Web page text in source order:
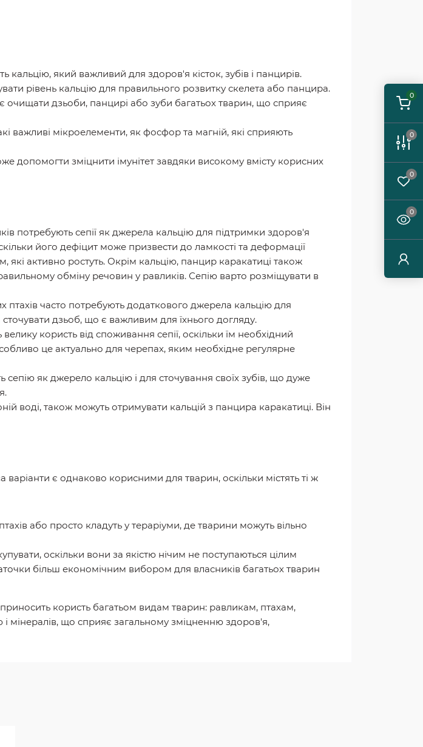
0
0
0
0
кальцію, який важливий для здоров'я кісток, зубів і панцирів.
рівень кальцію для правильного розвитку скелета або панцира.
очищати дзьоби, панцирі або зуби багатьох тварин, що сприяє
важливі мікроелементи, як фосфор та магній, які сприяють
допомогти зміцнити імунітет завдяки високому вмісту корисних
потребують сепії як джерела кальцію для підтримки здоров'я
його дефіцит може призвести до ламкості та деформації
активно ростуть. Окрім кальцію, панцир каракатиці також
обміну речовин у равликів. Сепію варто розміщувати в
часто потребують додаткового джерела кальцію для
дзьоб, що є важливим для їхнього догляду.
користь від споживання сепії, оскільки їм необхідний
це актуально для черепах, яким необхідне регулярне
як джерело кальцію і для сточування своїх зубів, що дуже
воді, також можуть отримувати кальцій з панцира каракатиці. Він
є однаково корисними для тварин, оскільки містять ті ж
або просто кладуть у тераріуми, де тварини можуть вільно
оскільки вони за якістю нічим не поступаються цілим
більш економічним вибором для власників багатьох тварин
користь багатьом видам тварин: равликам, птахам,
мінералів, що сприяє загальному зміцненню здоров'я,